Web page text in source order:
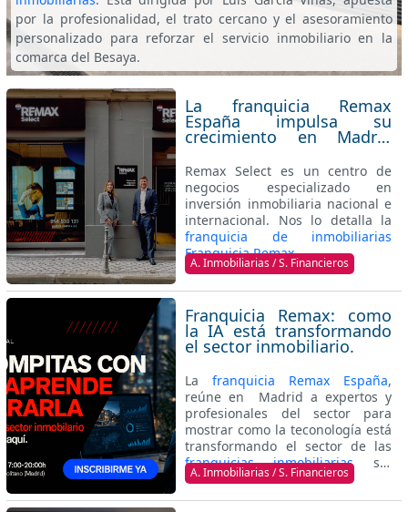
por la profesionalidad, el trato cercano y el asesoramiento
personalizado para reforzar el servicio inmobiliario en la
comarca del Besaya.
La franquicia Remax
España impulsa su
crecimiento en Madrid
Select.
Remax Select es un centro de
negocios especializado en
inversión inmobiliaria nacional e
internacional. Nos lo detalla la
franquicia de inmobiliarias
Franquicia Remax.
A. Inmobiliarias / S. Financieros
Franquicia Remax: como
la IA está transformando
el sector inmobiliario.
Lafranquicia Remax España,
reúne en Madrid a expertos y
profesionales del sector para
mostrar como la teconología está
transformando el sector de las
franquicias inmobiliariassin
perder el factor humano.
A. Inmobiliarias / S. Financieros